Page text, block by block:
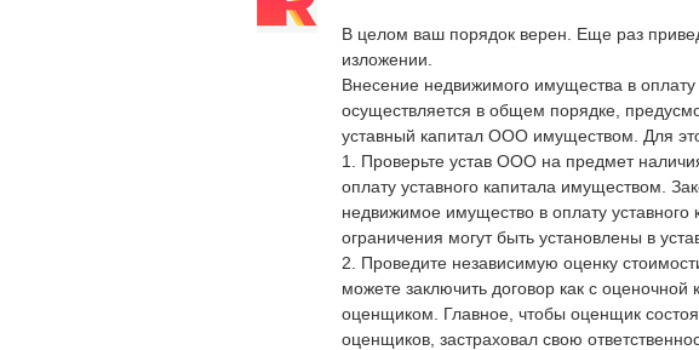
В целом ваш порядок верен. Еще раз
изложении.
Внесение недвижимого имущества в
осуществляется в общем порядке,
уставный капитал ООО имуществом. Для
1. Проверьте устав ООО на предмет
оплату уставного капитала имуществом.
недвижимое имущество в оплату уставного
ограничения могут быть установлены в
2. Проведите независимую оценку
можете заключить договор как с
оценщиком. Главное, чтобы оценщик
оценщиков, застраховал свою